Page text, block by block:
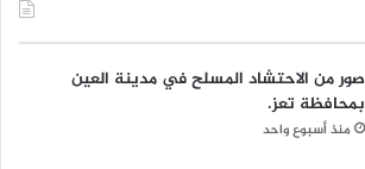
صور من الاحتشاد المسلح في مدينة العين
بمحافظة تعز.
منذ أسبوع واحد